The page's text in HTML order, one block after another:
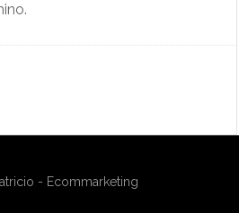
- Ecommarketing